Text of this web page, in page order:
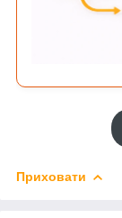
Приховати